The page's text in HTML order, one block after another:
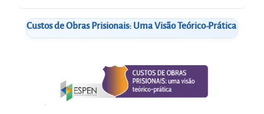
Custos de Obras Prisionais: Uma Visão Teórico-Prática